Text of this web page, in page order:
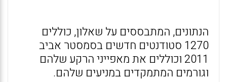
הנתונים, המתבססים על שאלון, כוללים
1270 סטודנטים חדשים בסמסטר אביב
2011 וכוללים את מאפייני הרקע שלהם
וגורמים המתמקדים במניעים שלהם.